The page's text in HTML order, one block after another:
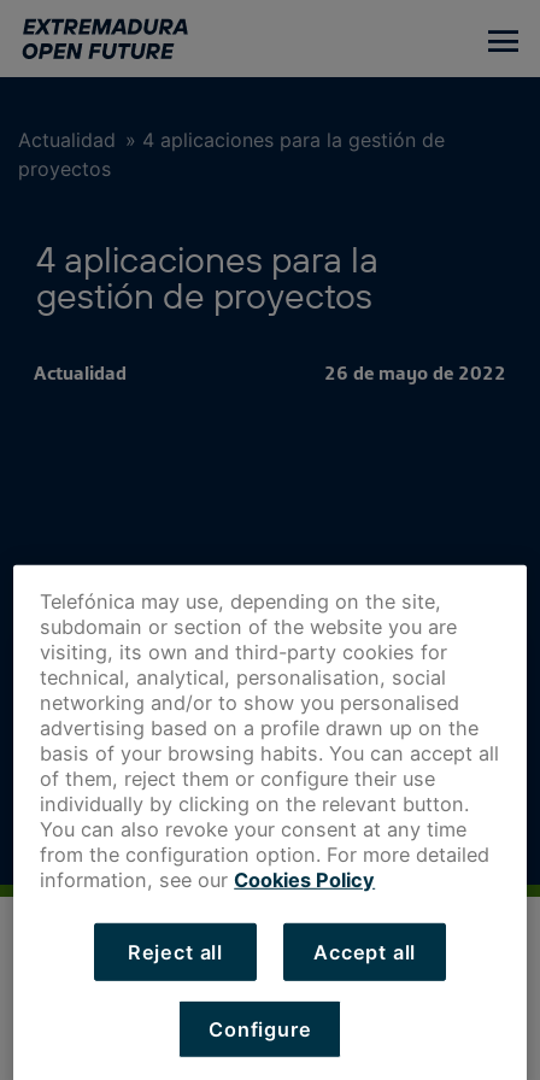
contenido
Actualidad » 4 aplicaciones para la gestión de
proyectos
4 aplicaciones para la
gestión de proyectos
Actualidad 26 de mayo de 2022
Entre los emprendedores, es muy común contar con una
lista de pendientes que no deja de crecer, creando en
Telefónica may use, depending on the site,
subdomain or section of the website you are
visiting, its own and third-party cookies for
technical, analytical, personalisation, social
networking and/or to show you personalised
advertising based on a profile drawn up on the
basis of your browsing habits. You can accept all
of them, reject them or configure their use
individually by clicking on the relevant button.
You can also revoke your consent at any time
from the configuration option. For more detailed
information, see our Cookies Policy
Reject all Accept all
Configure